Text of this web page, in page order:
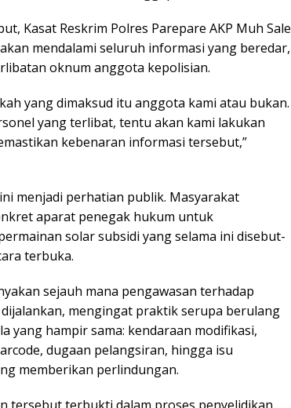
Kasat Reskrim Polres Parepare AKP Muh Sale
mendalami seluruh informasi yang beredar,
oknum anggota kepolisian.
yang dimaksud itu anggota kami atau bukan.
yang terlibat, tentu akan kami lakukan
kebenaran informasi tersebut,”
menjadi perhatian publik. Masyarakat
aparat penegak hukum untuk
solar subsidi yang selama ini disebut-
terbuka.
sejauh mana pengawasan terhadap
mengingat praktik serupa berulang
yang hampir sama: kendaraan modifikasi,
dugaan pelangsiran, hingga isu
memberikan perlindungan.